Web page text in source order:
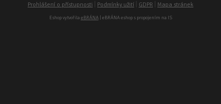
Prohlášení o přístupnosti Podmínky užití GDPR Mapa stránek
Eshop vytvořila eBRÁNA| eBRÁNA eshop s propojením na IS